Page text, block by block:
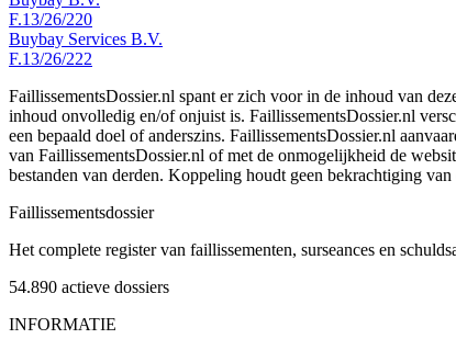
F.13/26/220
Buybay Services B.V.
F.13/26/222
FaillissementsDossier.nl spant er zich voor in de inhoud van
inhoud onvolledig en/of onjuist is. FaillissementsDossier.nl
een bepaald doel of anderszins. FaillissementsDossier.nl
van FaillissementsDossier.nl of met de onmogelijkheid de
bestanden van derden. Koppeling houdt geen bekrachtiging van
Faillissementsdossier
Het complete register van faillissementen, surseances en
54.890 actieve dossiers
INFORMATIE